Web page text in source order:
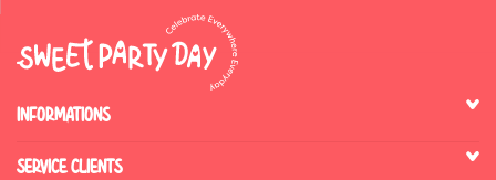
INFORMATIONS
SERVICE CLIENTS